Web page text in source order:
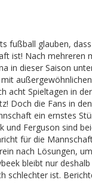
fußball glauben,
ist! Nach mehreren
in dieser Saison
acht Spieltagen in
Doch die Fans in
ein ernstes
und Ferguson sind
für die
nach Lösungen,
bleibt nur
schlechter ist.